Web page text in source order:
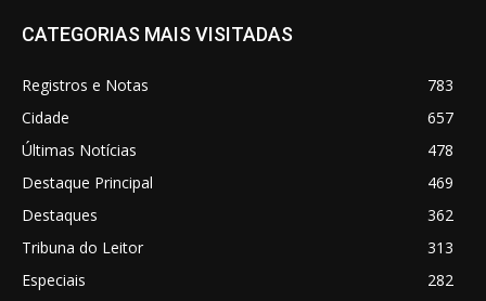
CATEGORIAS MAIS VISITADAS
Registros e Notas
783
Cidade
657
Últimas Notícias
478
Destaque Principal
469
Destaques
362
Tribuna do Leitor
313
Especiais
282